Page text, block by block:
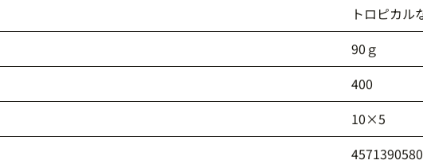
トロピカル
90ｇ
400
10×5